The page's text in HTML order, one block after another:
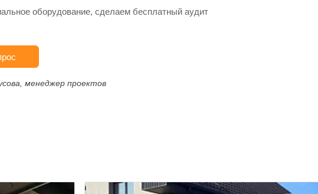
оборудование, сделаем бесплатный аудит
менеджер проектов